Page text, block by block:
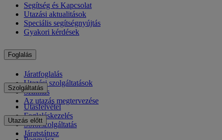
Segítség és Kapcsolat
Utazási aktualitások
Speciális segítségnyújtás
Gyakori kérdések
Foglalás
Járatfoglalás
Utazási szolgáltatások
Szállítás
Az utazás megtervezése
Szolgáltatás
Utasfelvétel
Foglaláskezelés
Sofőrszolgáltatás
Járatstátusz
Utazás előtt